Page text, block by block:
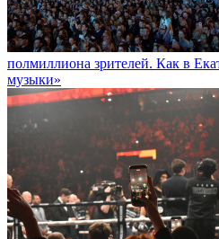
полмиллиона зрителей. Как в
музыки»